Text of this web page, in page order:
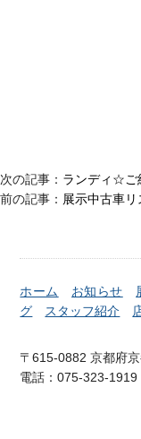
次の記事： ランディ☆ご
前の記事： 展示中古車
ホーム お知らせ
グ
スタッフ紹介
〒615-0882 京都府
電話：075-323-